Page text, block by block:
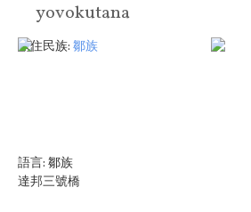
yovokutana
原住民族: 鄒族
語言: 鄒族
達邦三號橋